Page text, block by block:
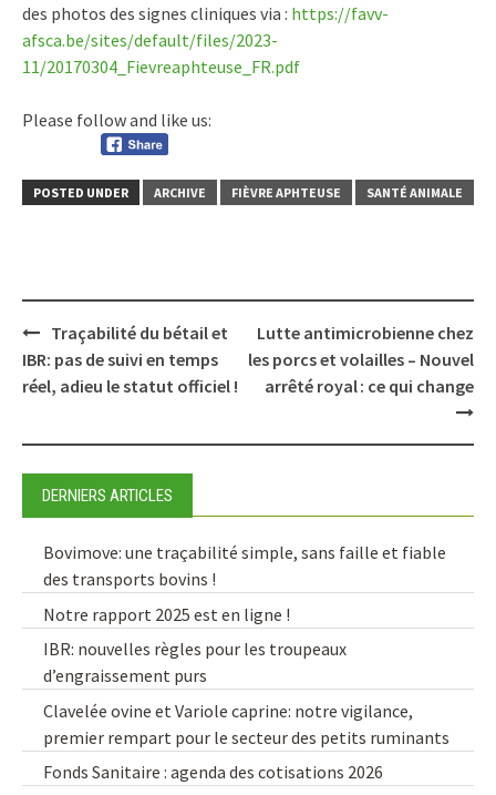
des photos des signes cliniques via : https://favv-
afsca.be/sites/default/files/2023-
11/20170304_Fievreaphteuse_FR.pdf
Please follow and like us:
POSTED UNDER ARCHIVE FIÈVRE APHTEUSE SANTÉ ANIMALE
Post
navigation
Traçabilité du bétail et
IBR: pas de suivi en temps
réel, adieu le statut officiel !
Lutte antimicrobienne chez
les porcs et volailles – Nouvel
arrêté royal : ce qui change
DERNIERS ARTICLES
Bovimove: une traçabilité simple, sans faille et fiable
des transports bovins !
Notre rapport 2025 est en ligne !
IBR: nouvelles règles pour les troupeaux
d’engraissement purs
Clavelée ovine et Variole caprine: notre vigilance,
premier rempart pour le secteur des petits ruminants
Fonds Sanitaire : agenda des cotisations 2026